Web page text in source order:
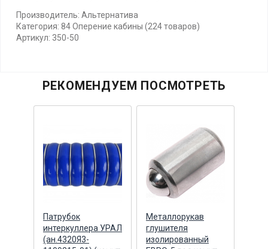
Производитель: Альтернатива
Категория: 84 Оперение кабины (224 товаров)
Артикул: 350-50
РЕКОМЕНДУЕМ ПОСМОТРЕТЬ
Патрубок
интеркуллера УРАЛ
(ан.4320Я3-
Металлорукав
глушителя
изолированный